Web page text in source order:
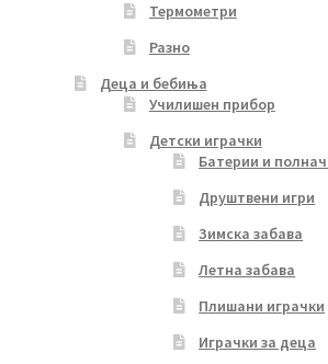
Термометри
Разно
Деца и бебиња
Училишен прибор
Детски играчки
Батерии и
Друштвени игри
Зимска забава
Летна забава
Плишани играчки
Играчки за деца